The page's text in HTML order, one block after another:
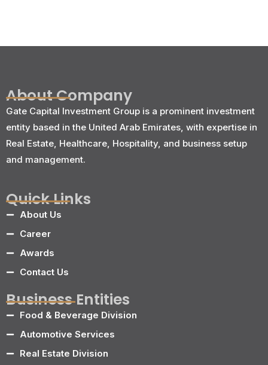
About Company
Gate Capital Investment Group is a prominent investment
entity based in the United Arab Emirates, with expertise in
Real Estate, Healthcare, Hospitality, and business setup
and management.
Quick Links
About Us
Career
Awards
Contact Us
Business Entities
Food & Beverage Division
Automotive Services
Real Estate Division